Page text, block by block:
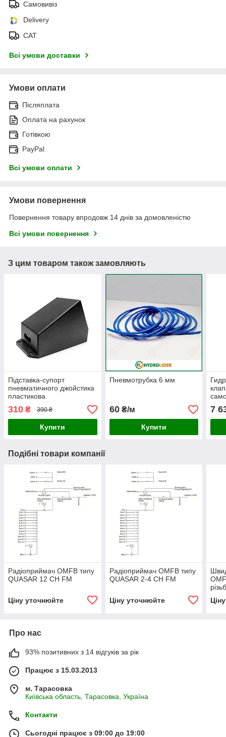
Самовивіз
Delivery
САТ
Всі умови доставки
Умови оплати
Післяплата
Оплата на рахунок
Готівкою
PayPal
Всі умови оплати
Умови повернення
Повернення товару впродовж 14 днів за домовленістю
Всі умови повернення
З цим товаром також замовляють
Підставка-супорт
пневматичного джойстика
пластикова
310 ₴ 390 ₴
Купити
Пневмотрубка 6 мм
60₴/м
Купити
7
Подібні товари компанії
Радіоприймач OMFB типу
QUASAR 12 CH FM
Ціну уточнюйте
Радіоприймач OMFB типу
QUASAR 2-4 CH FM
Ціну уточнюйте
Про нас
93% позитивних з 14 відгуків за рік
Працює з 15.03.2013
м. Тарасовка
Київська область, Тарасовка, Україна
Контакти
Сьогодні працює з 09:00 до 19:00